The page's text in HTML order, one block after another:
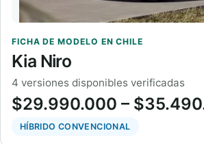
FICHA DE MODELO EN CHILE
Kia Niro
4 versiones disponibles verificadas
$29.990.000 –
HÍBRIDO CONVENCIONAL